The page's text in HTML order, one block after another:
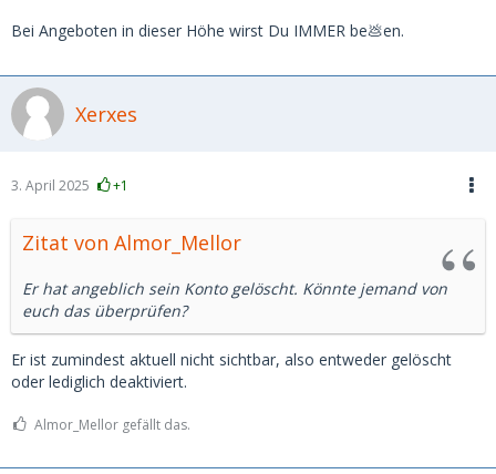
Bei Angeboten in dieser Höhe wirst Du IMMER be💩en.
Xerxes
3. April 2025 +1
Zitat von Almor_Mellor
Er hat angeblich sein Konto gelöscht. Könnte jemand von
euch das überprüfen?
Er ist zumindest aktuell nicht sichtbar, also entweder gelöscht
oder lediglich deaktiviert.
Almor_Mellor gefällt das.